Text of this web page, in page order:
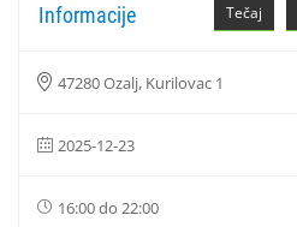
Tečaj
Informacije
47280 Ozalj, Kurilovac 1
2025-12-23
16:00 do 22:00